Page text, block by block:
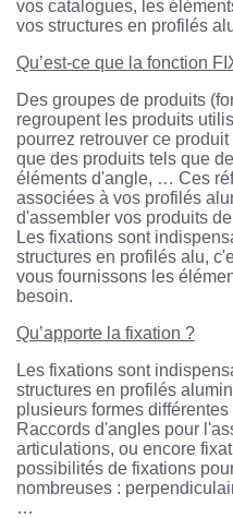
vos catalogues, les
vos structures en profilés
Qu’est-ce que la fonction
Des groupes de produits
regroupent les produits
pourrez retrouver ce
que des produits tels que
éléments d'angle, … Ces
associées à vos profilés
d'assembler vos produits
Les fixations sont
structures en profilés alu,
vous fournissons les
besoin.
Qu’apporte la fixation ?
Les fixations sont
structures en profilés
plusieurs formes
Raccords d'angles pour
articulations, ou encore
possibilités de fixations
nombreuses :
…